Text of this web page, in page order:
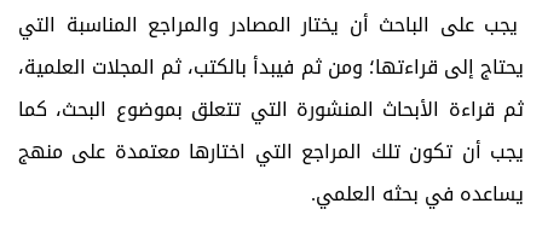
يجب على الباحث أن يختار المصادر والمراجع المناسبة التي
يحتاج إلى قراءتها؛ ومن ثم فيبدأ بالكتب، ثم المجلات العلمية،
ثم قراءة الأبحاث المنشورة التي تتعلق بموضوع البحث، كما
يجب أن تكون تلك المراجع التي اختارها معتمدة على منهج
يساعده في بحثه العلمي.